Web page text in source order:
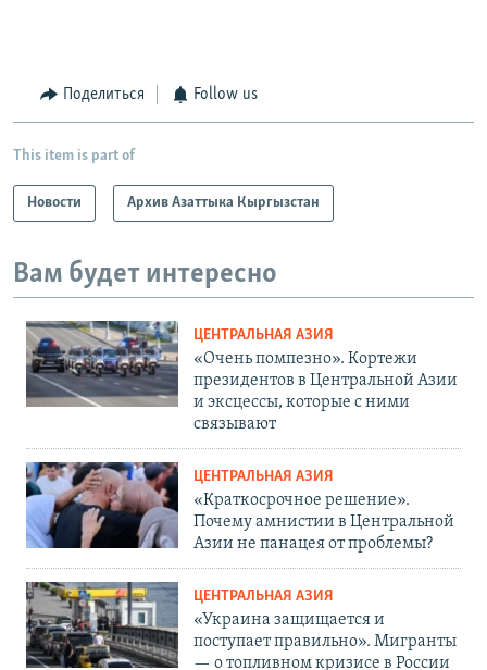
Поделиться Follow us
This item is part of
Новости Архив Азаттыка Кыргызстан
Вам будет интересно
ЦЕНТРАЛЬНАЯ АЗИЯ
«Очень помпезно». Кортежи
президентов в Центральной Азии
и эксцессы, которые с ними
связывают
ЦЕНТРАЛЬНАЯ АЗИЯ
«Краткосрочное решение».
Почему амнистии в Центральной
Азии не панацея от проблемы?
ЦЕНТРАЛЬНАЯ АЗИЯ
«Украина защищается и
поступает правильно». Мигранты
— о топливном кризисе в России